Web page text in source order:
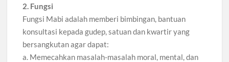
2. Fungsi
Fungsi Mabi adalah memberi bimbingan, bantuan
konsultasi kepada gudep, satuan dan kwartir yang
bersangkutan agar dapat:
a. Memecahkan masalah-masalah moral, mental, dan